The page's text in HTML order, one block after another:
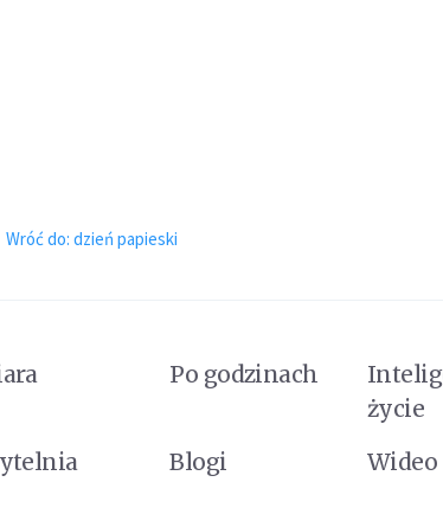
Wróć do: dzień papieski
Po godzinach
życie
Blogi Wideo